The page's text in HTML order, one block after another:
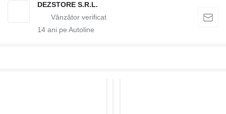
DEZSTORE S.R.L.
14 ani pe Autoline